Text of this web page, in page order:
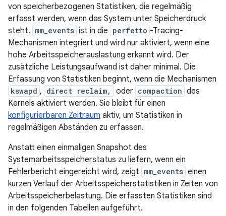
von speicherbezogenen Statistiken, die regelmäßig
erfasst werden, wenn das System unter Speicherdruck
steht. mm_events ist in die perfetto -Tracing-
Mechanismen integriert und wird nur aktiviert, wenn eine
hohe Arbeitsspeicherauslastung erkannt wird. Der
zusätzliche Leistungsaufwand ist daher minimal. Die
Erfassung von Statistiken beginnt, wenn die Mechanismen
kswapd , direct reclaim, oder compaction des
Kernels aktiviert werden. Sie bleibt für einen
konfigurierbaren Zeitraum aktiv, um Statistiken in
regelmäßigen Abständen zu erfassen.
Anstatt einen einmaligen Snapshot des
Systemarbeitsspeicherstatus zu liefern, wenn ein
Fehlerbericht eingereicht wird, zeigt mm_events einen
kurzen Verlauf der Arbeitsspeicherstatistiken in Zeiten von
Arbeitsspeicherbelastung. Die erfassten Statistiken sind
in den folgenden Tabellen aufgeführt.